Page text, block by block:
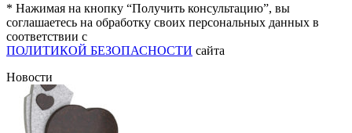
* Нажимая на кнопку “Получить консультацию”, вы
соглашаетесь на обработку своих персональных данных в
соответствии с
ПОЛИТИКОЙ БЕЗОПАСНОСТИ сайта
Новости